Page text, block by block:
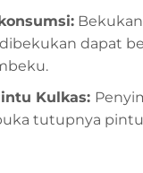
dapat
Kulkas:
tutupnya